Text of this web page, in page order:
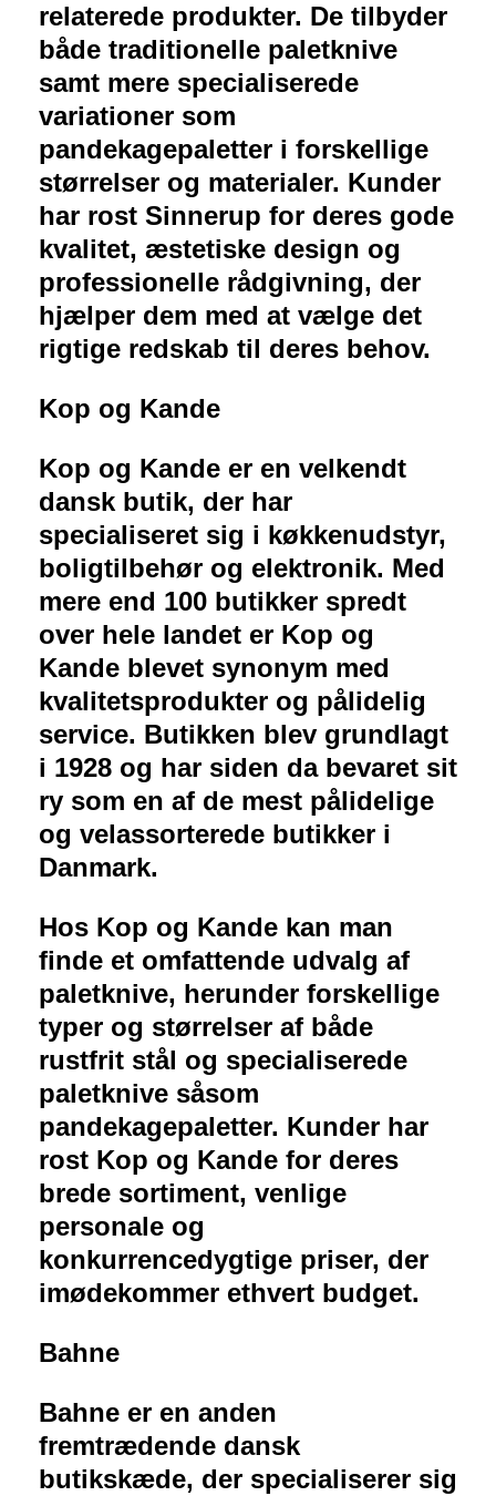
relaterede produkter. De tilbyder
både traditionelle paletknive
samt mere specialiserede
variationer som
pandekagepaletter i forskellige
størrelser og materialer. Kunder
har rost Sinnerup for deres gode
kvalitet, æstetiske design og
professionelle rådgivning, der
hjælper dem med at vælge det
rigtige redskab til deres behov.
Kop og Kande
Kop og Kande er en velkendt
dansk butik, der har
specialiseret sig i køkkenudstyr,
boligtilbehør og elektronik. Med
mere end 100 butikker spredt
over hele landet er Kop og
Kande blevet synonym med
kvalitetsprodukter og pålidelig
service. Butikken blev grundlagt
i 1928 og har siden da bevaret sit
ry som en af de mest pålidelige
og velassorterede butikker i
Danmark.
Hos Kop og Kande kan man
finde et omfattende udvalg af
paletknive, herunder forskellige
typer og størrelser af både
rustfrit stål og specialiserede
paletknive såsom
pandekagepaletter. Kunder har
rost Kop og Kande for deres
brede sortiment, venlige
personale og
konkurrencedygtige priser, der
imødekommer ethvert budget.
Bahne
Bahne er en anden
fremtrædende dansk
butikskæde, der specialiserer sig